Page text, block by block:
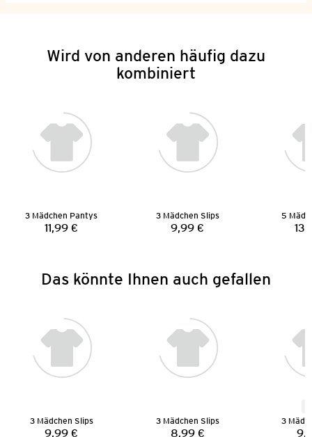
Wird von anderen häufig dazu
kombiniert
3 Mädchen Pantys
Preis:
11,99 €
3 Mädchen Slips
Preis:
9,99 €
5
Das könnte Ihnen auch gefallen
3 Mädchen Slips
9,99 €
3 Mädchen Slips
8,99 €
3